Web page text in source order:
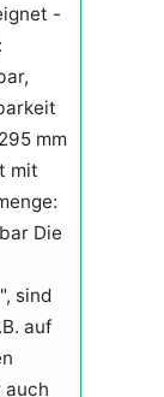
-
mm
mit
Die
sind
auf
auch